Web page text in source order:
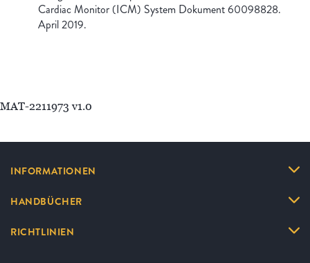
Cardiac Monitor (ICM) System Dokument 60098828.
April 2019.
MAT-2211973 v1.0
INFORMATIONEN
HANDBÜCHER
RICHTLINIEN